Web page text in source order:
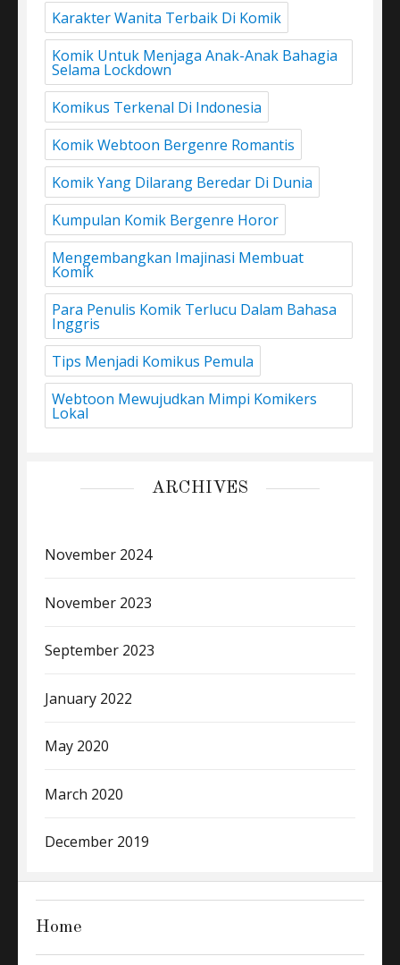
Karakter Wanita Terbaik Di Komik
Komik Untuk Menjaga Anak-Anak Bahagia
Selama Lockdown
Komikus Terkenal Di Indonesia
Komik Webtoon Bergenre Romantis
Komik Yang Dilarang Beredar Di Dunia
Kumpulan Komik Bergenre Horor
Mengembangkan Imajinasi Membuat
Komik
Para Penulis Komik Terlucu Dalam Bahasa
Inggris
Tips Menjadi Komikus Pemula
Webtoon Mewujudkan Mimpi Komikers
Lokal
ARCHIVES
November 2024
November 2023
September 2023
January 2022
May 2020
March 2020
December 2019
Home